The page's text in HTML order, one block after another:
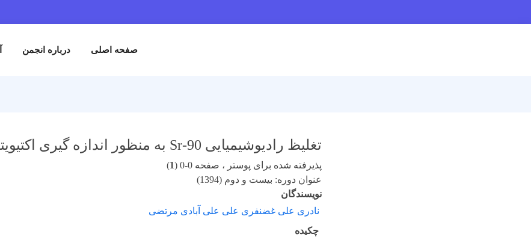
صفحه اصلی درباره انجمن
تغلیظ رادیوشیمیایی 90-Sr به منظور اندازه گیری اکتیویته آن در نمونه های محیطی
پذیرفته شده برای پوستر ، صفحه 0-0 ( 1
)
عنوان دوره: بیست و دوم (1394)
نویسندگان
نادری علی غضنفری علی علی آبادی مرتضی
چکیده